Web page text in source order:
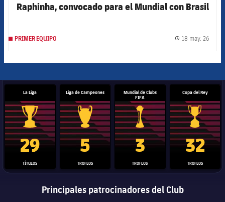
Raphinha, convocado para el Mundial con Brasil
PRIMER EQUIPO 18 may. 26
La Liga
Trofeo de La Liga
29
TÍTULOS
Liga de Campeones
Trofeo de la Liga de Campeones
5
TROFEOS
Mundial de Clubs
FIFA
Trofeo del Mundial de
3
TROFEOS
Copa del Rey
Copa del
32
TROFEOS
Principales patrocinadores del Club